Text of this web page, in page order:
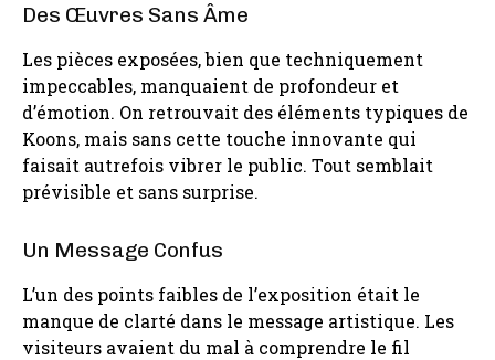
Des Œuvres Sans Âme
Les pièces exposées, bien que techniquement
impeccables, manquaient de profondeur et
d’émotion. On retrouvait des éléments typiques de
Koons, mais sans cette touche innovante qui
faisait autrefois vibrer le public. Tout semblait
prévisible et sans surprise.
Un Message Confus
L’un des points faibles de l’exposition était le
manque de clarté dans le message artistique. Les
visiteurs avaient du mal à comprendre le fil